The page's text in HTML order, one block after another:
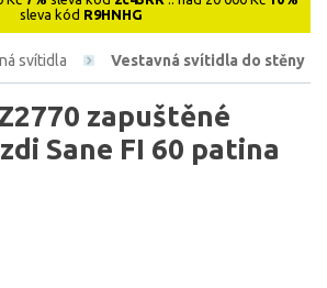
sleva kód R9HNHG
svítidla Vestavná svítidla do stěny
zapuštěné
Sane FI 60 patina